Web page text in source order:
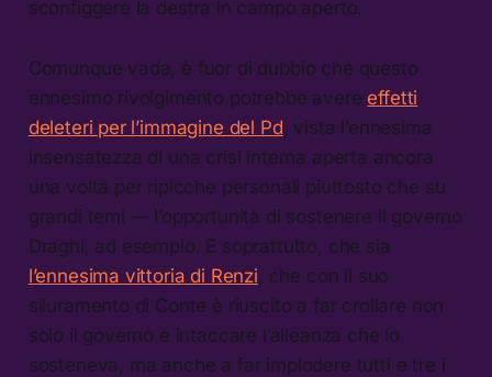
sconfiggere la destra in campo aperto.
Comunque vada, è fuor di dubbio che questo
ennesimo rivolgimento potrebbe avere effetti
deleteri per l’immagine del Pd , vista l’ennesima
insensatezza di una crisi interna aperta ancora
una volta per ripicche personali piuttosto che su
grandi temi — l’opportunità di sostenere il governo
Draghi, ad esempio. E soprattutto, che sia
l’ennesima vittoria di Renzi , che con il suo
siluramento di Conte è riuscito a far crollare non
solo il governo e intaccare l’alleanza che lo
sosteneva, ma anche a far implodere tutti e tre i